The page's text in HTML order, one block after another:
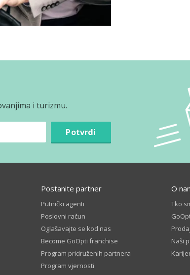
i turizmu.
Potvrdi
Postanite partner
Putnički agenti
Poslovni račun
Oglašavajte se kod nas
Become GoOpti franchise
Program pridruženih partnera
Program vjernosti
O
Tko
Naši